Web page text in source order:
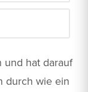
und hat darauf
durch wie ein